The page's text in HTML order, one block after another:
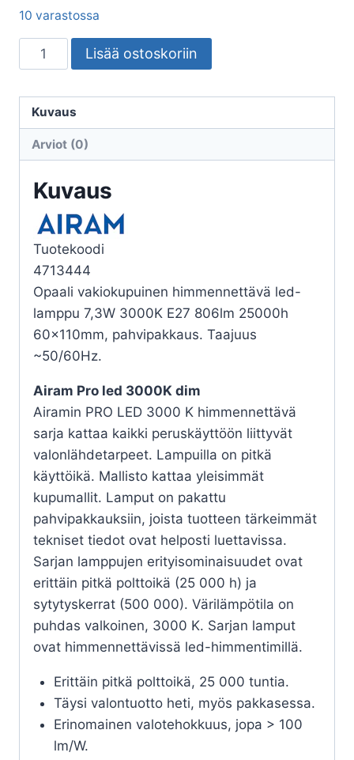
10 varastossa
LED-
LAMPPU
DIM
A60
830
E27
DIM
Lisää ostoskoriin
Kuvaus
Arviot (0)
Kuvaus
Tuotekoodi
4713444
Opaali vakiokupuinen himmennettävä led-
lamppu 7,3W 3000K E27 806lm 25000h
60x110mm, pahvipakkaus. Taajuus
~50/60Hz.
Airam Pro led 3000K dim
Airamin PRO LED 3000 K himmennettävä
sarja kattaa kaikki peruskäyttöön liittyvät
valonlähdetarpeet. Lampuilla on pitkä
käyttöikä. Mallisto kattaa yleisimmät
kupumallit. Lamput on pakattu
pahvipakkauksiin, joista tuotteen tärkeimmät
tekniset tiedot ovat helposti luettavissa.
Sarjan lamppujen erityisominaisuudet ovat
erittäin pitkä polttoikä (25 000 h) ja
sytytyskerrat (500 000). Värilämpötila on
puhdas valkoinen, 3000 K. Sarjan lamput
ovat himmennettävissä led-himmentimillä.
Erittäin pitkä polttoikä, 25 000 tuntia.
Täysi valontuotto heti, myös pakkasessa.
Erinomainen valotehokkuus, jopa > 100
lm/W.